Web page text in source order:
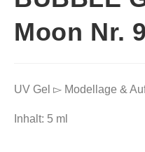
Moon Nr.
UV Gel ▻ Modellage &
Inhalt: 5 ml